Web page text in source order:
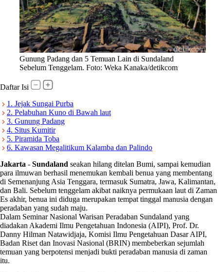
Gunung Padang dan 5 Temuan Lain di Sundaland
Sebelum Tenggelam. Foto: Weka Kanaka/detikcom
Daftar Isi
1. Jejak Sungai Purba
2. Pelabuhan Kuno di Bawah laut
3. Gunung Padang
4. Situs Kumitir
5. Piramida Toba
6. Kawasan Megalitikum Kalamba dan Palindo
Jakarta - Sundaland seakan hilang ditelan Bumi, sampai kemudian
para ilmuwan berhasil menemukan kembali benua yang membentang
di Semenanjung Asia Tenggara, termasuk Sumatra, Jawa, Kalimantan,
dan Bali. Sebelum tenggelam akibat naiknya permukaan laut di Zaman
Es akhir, benua ini diduga merupakan tempat tinggal manusia dengan
peradaban yang sudah maju.
Dalam Seminar Nasional Warisan Peradaban Sundaland yang
diadakan Akademi Ilmu Pengetahuan Indonesia (AIPI), Prof. Dr.
Danny Hilman Natawidjaja, Komisi Ilmu Pengetahuan Dasar AIPI,
Badan Riset dan Inovasi Nasional (BRIN) membeberkan sejumlah
temuan yang berpotensi menjadi bukti peradaban manusia di zaman
itu.